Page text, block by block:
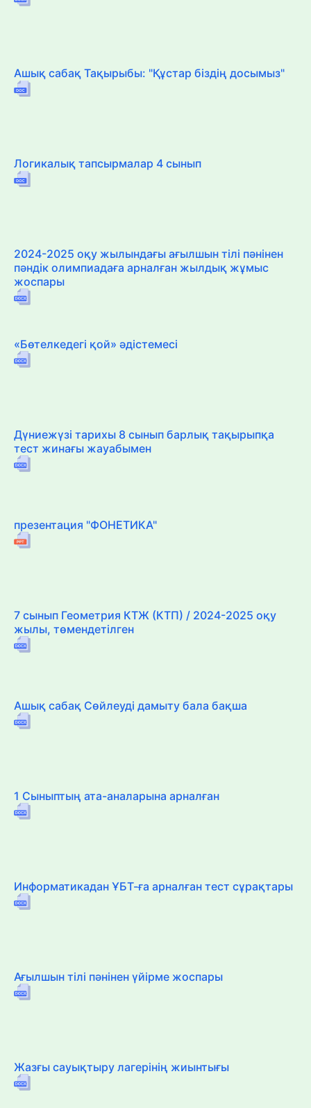
Ашық сабақ Тақырыбы: "Құстар біздің досымыз"
Логикалық тапсырмалар 4 сынып
2024-2025 оқу жылындағы ағылшын тілі пәнінен
пәндік олимпиадаға арналған жылдық жұмыс
жоспары
«Бөтелкедегі қой» әдістемесі
Дүниежүзі тарихы 8 сынып барлық тақырыпқа
тест жинағы жауабымен
презентация "ФОНЕТИКА"
7 сынып Геометрия КТЖ (КТП) / 2024-2025 оқу
жылы, төмендетілген
Ашық сабақ Сөйлеуді дамыту бала бақша
1 Сыныптың ата-аналарына арналған
Информатикадан ҰБТ-ға арналған тест сұрақтары
Ағылшын тілі пәнінен үйірме жоспары
Жазғы сауықтыру лагерінің жиынтығы